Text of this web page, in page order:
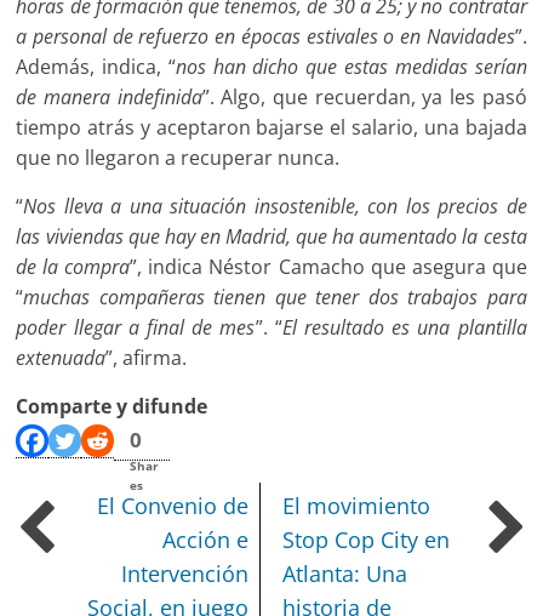
horas de formación que tenemos, de 30 a 25; y no contratar
a personal de refuerzo en épocas estivales o en Navidades”.
Además, indica, “nos han dicho que estas medidas serían
de manera indefinida”. Algo, que recuerdan, ya les pasó
tiempo atrás y aceptaron bajarse el salario, una bajada
que no llegaron a recuperar nunca.
“Nos lleva a una situación insostenible, con los precios de
las viviendas que hay en Madrid, que ha aumentado la cesta
de la compra”, indica Néstor Camacho que asegura que
“muchas compañeras tienen que tener dos trabajos para
poder llegar a final de mes”. “El resultado es una plantilla
extenuada”, afirma.
Comparte y difunde
0
Shar
es
El Convenio de
Acción e
Intervención
Social, en juego
El movimiento
Stop Cop City en
Atlanta: Una
historia de